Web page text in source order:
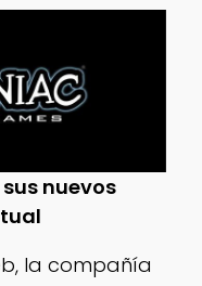
nuevos
la compañía